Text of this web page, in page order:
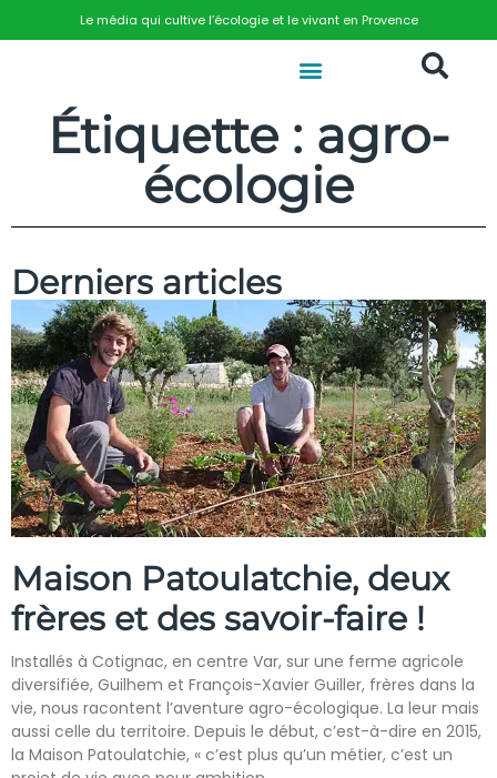
Le média qui cultive l’écologie et le vivant en Provence
Étiquette : agro-
écologie
Derniers articles
Maison Patoulatchie, deux
frères et des savoir-faire !
Installés à Cotignac, en centre Var, sur une ferme agricole
diversifiée, Guilhem et François-Xavier Guiller, frères dans la
vie, nous racontent l’aventure agro-écologique. La leur mais
aussi celle du territoire. Depuis le début, c’est-à-dire en 2015,
la Maison Patoulatchie, « c’est plus qu’un métier, c’est un